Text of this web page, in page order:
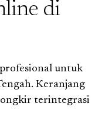
di
untuk
Keranjang
ongkir terintegrasi